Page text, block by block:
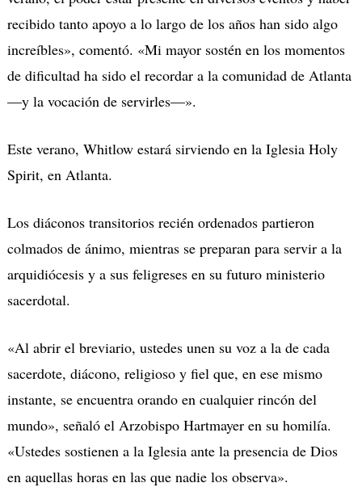
recibido tanto apoyo a lo largo de los años han sido algo
increíbles», comentó. «Mi mayor sostén en los momentos
de dificultad ha sido el recordar a la comunidad de Atlanta
—y la vocación de servirles—».
Este verano, Whitlow estará sirviendo en la Iglesia Holy
Spirit, en Atlanta.
Los diáconos transitorios recién ordenados partieron
colmados de ánimo, mientras se preparan para servir a la
arquidiócesis y a sus feligreses en su futuro ministerio
sacerdotal.
«Al abrir el breviario, ustedes unen su voz a la de cada
sacerdote, diácono, religioso y fiel que, en ese mismo
instante, se encuentra orando en cualquier rincón del
mundo», señaló el Arzobispo Hartmayer en su homilía.
«Ustedes sostienen a la Iglesia ante la presencia de Dios
en aquellas horas en las que nadie los observa».